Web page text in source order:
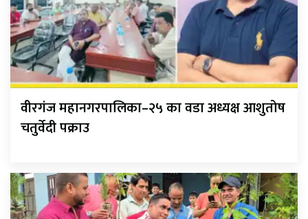
वीरगंज महानगरपालिका–२५ का वडा अध्यक्ष आशुतोष
चतुर्वेदी पक्राउ